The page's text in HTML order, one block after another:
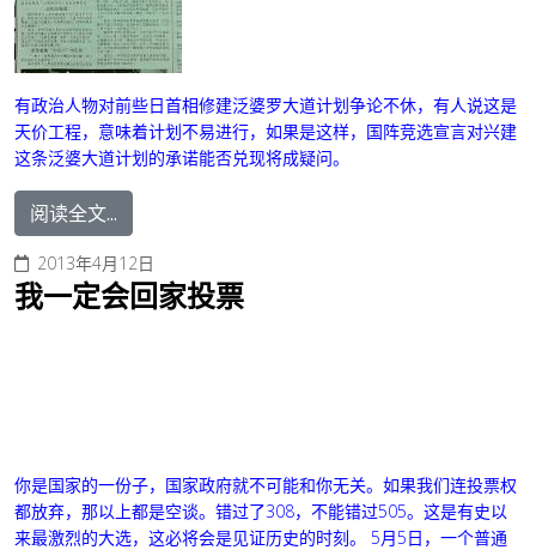
有政治人物对前些日首相修建泛婆罗大道计划争论不休，有人说这是
天价工程，意味着计划不易进行，如果是这样，国阵竞选宣言对兴建
这条泛婆大道计划的承诺能否兑现将成疑问。
阅读全文...
2013年4月12日
我一定会回家投票
你是国家的一份子，国家政府就不可能和你无关。如果我们连投票权
都放弃，那以上都是空谈。错过了308，不能错过505。这是有史以
来最激烈的大选，这必将会是见证历史的时刻。 5月5日， 一个普通